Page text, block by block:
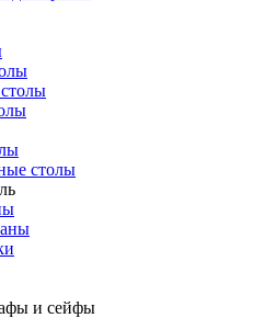
столы
и сейфы